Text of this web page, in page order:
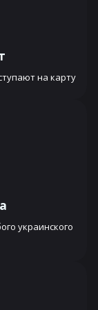
на карту
украинского